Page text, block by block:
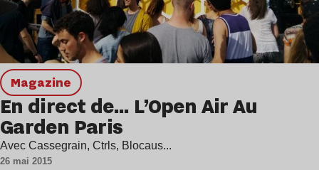
magazine
En direct de… L’Open Air Au
Garden Paris
Avec Cassegrain, Ctrls, Blocaus...
26 mai 2015